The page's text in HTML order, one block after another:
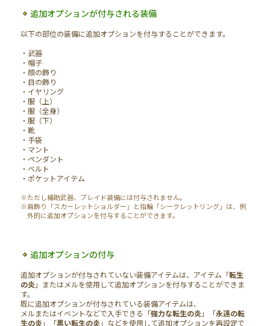
追加オプションが付与される装備
以下の部位の装備に追加オプションを付与することができます。
・武器
・帽子
・顔の飾り
・目の飾り
・イヤリング
・服（上）
・服（全身）
・服（下）
・靴
・手袋
・マント
・ペンダント
・ベルト
・ポケットアイテム
※ただし補助武器、ブレイド装備には付与されません。
※肩飾り「スカーレットショルダー」と指輪「シークレットリング」は、例
外的に追加オプションを付与することができます。
追加オプションの付与
追加オプションが付与されていない装備アイテムは、アイテム「転生
の炎」またはメルを使用して追加オプションを付与することができま
す。
既に追加オプションが付与されている装備アイテムは、
メルまたはイベントなどで入手できる「強力な転生の炎」「永遠の転
生の炎」「黒い転生の炎」などを使用して追加オプションを再設定で